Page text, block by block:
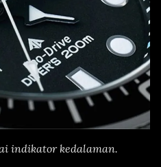
indikator kedalaman.